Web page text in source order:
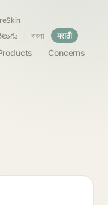
Concerns
বাংলা मराठी